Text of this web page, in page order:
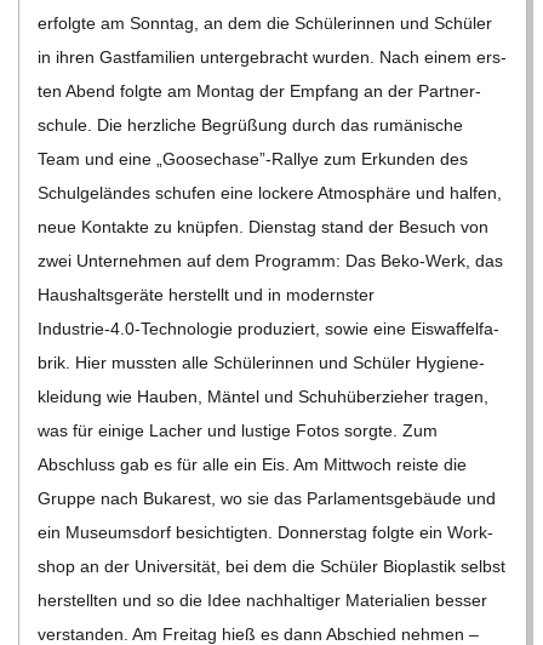
erfolgte am Sonn­tag, an dem die Schü­le­rin­nen und Schü­ler
in ihren Gast­fa­mi­lien unter­ge­bracht wur­den. Nach einem ers­
ten Abend folgte am Mon­tag der Emp­fang an der Part­ner­
schule. Die herz­li­che Begrü­ßung durch das rumä­ni­sche
Team und eine „Goosechase”-Rallye zum Erkun­den des
Schul­ge­län­des schu­fen eine lockere Atmo­sphäre und hal­fen,
neue Kon­takte zu knüp­fen. Diens­tag stand der Besuch von
zwei Unter­neh­men auf dem Pro­gramm: Das Beko-Werk, das
Haus­halts­ge­räte her­stellt und in moderns­ter
Industrie‑4.0‑Technologie pro­du­ziert, sowie eine Eis­waf­fel­fa­
brik. Hier muss­ten alle Schü­le­rin­nen und Schü­ler Hygie­n­e­
klei­dung wie Hau­ben, Män­tel und Schu­h­über­zie­her tra­gen,
was für einige Lacher und lus­tige Fotos sorgte. Zum
Abschluss gab es für alle ein Eis. Am Mitt­woch reiste die
Gruppe nach Buka­rest, wo sie das Par­la­ments­ge­bäude und
ein Muse­ums­dorf besich­tig­ten. Don­ners­tag folgte ein Work­
shop an der Uni­ver­si­tät, bei dem die Schü­ler Bio­plas­tik selbst
her­stell­ten und so die Idee nach­hal­ti­ger Mate­ria­lien bes­ser
ver­stan­den. Am Frei­tag hieß es dann Abschied neh­men –